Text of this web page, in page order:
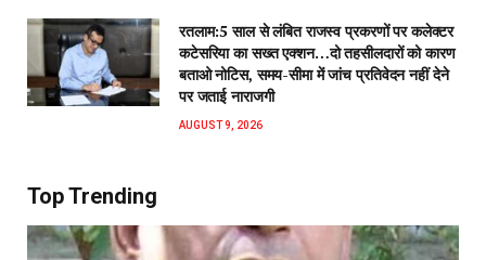
रतलाम:5 साल से लंबित राजस्व प्रकरणों पर कलेक्टर
कटेसरिया का सख्त एक्शन…दो तहसीलदारों को कारण
बताओ नोटिस, समय-सीमा में जांच प्रतिवेदन नहीं देने
पर जताई नाराजगी
AUGUST 9, 2026
Top Trending